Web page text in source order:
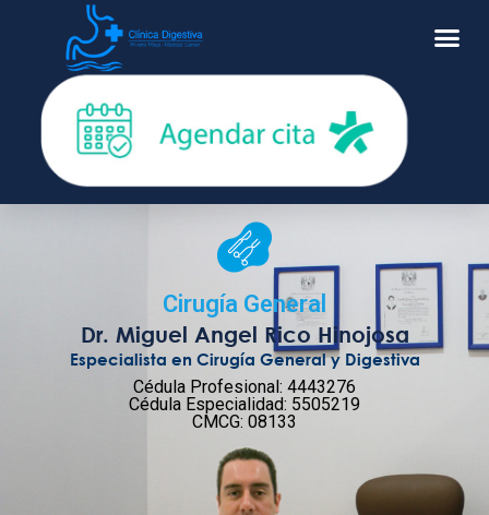
Cirugía General
Dr. Miguel Angel Rico Hinojosa
Especialista en Cirugía General y Digestiva
Cédula Profesional: 4443276
Cédula Especialidad: 5505219
CMCG: 08133